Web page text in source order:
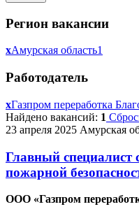
Регион вакансии
xАмурская область1
Работодатель
xГазпром переработка
Найдено вакансий: 1
23 апреля 2025 Амурская
Главный
пожарной
ООО «Газпром